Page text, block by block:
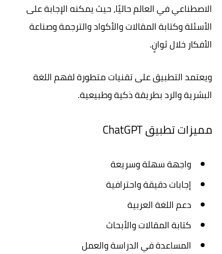
الاصطناعي في العالم حاليًا، حيث يمكنه الإجابة على
الأسئلة وكتابة المقالات والأكواد والترجمة وصناعة
الأفكار خلال ثوانٍ.
ويعتمد التطبيق على تقنيات متطورة لفهم اللغة
البشرية والرد بطريقة ذكية وطبيعية.
مميزات تطبيق ChatGPT
واجهة سهلة وسريعة
إجابات دقيقة واحترافية
دعم اللغة العربية
كتابة المقالات والأبحاث
المساعدة في الدراسة والعمل